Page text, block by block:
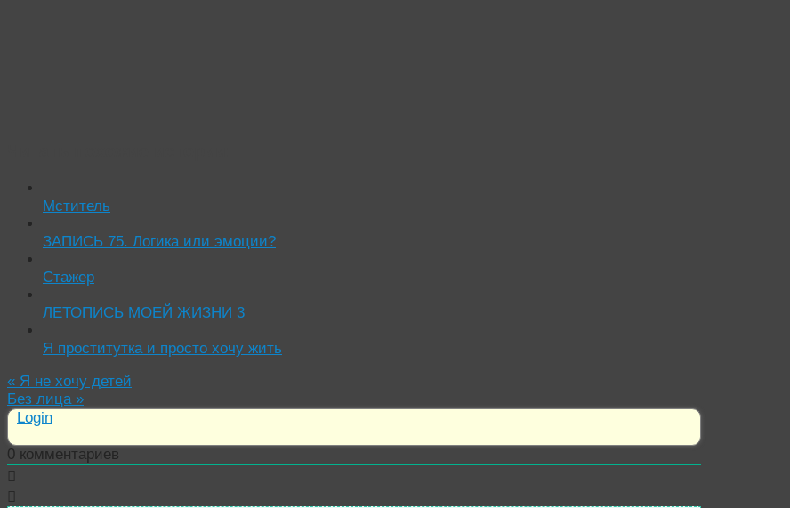
Мститель
ЗАПИСЬ 75. Логика или эмоции?
Стажер
ЛЕТОПИСЬ МОЕЙ ЖИЗНИ 3
Я проститутка и просто хочу жить
« Я не хочу детей
Без лица »
Login
0 комментариев